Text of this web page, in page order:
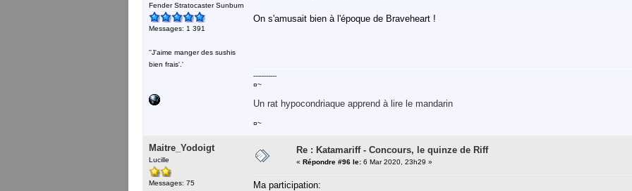
Fender Stratocaster Sunburn
Messages: 1 391
''J'aime manger des sushis
bien frais'.'
On s'amusait bien à l'époque de Braveheart !
-----------
¤~
Un rat hypocondriaque apprend à lire le mandarin
¤~
Maitre_Yodoigt
Lucille
Messages: 75
Re : Katamariff - Concours, le quinze de Riff
« Répondre #96 le: 6 Mar 2020, 23h29 »
Ma participation: